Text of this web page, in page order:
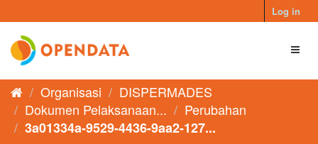
to
content
Log in
Organisasi
DISPERMADES
Dokumen Pelaksanaan...
Perubahan
3a01334a-9529-4436-9aa2-127...